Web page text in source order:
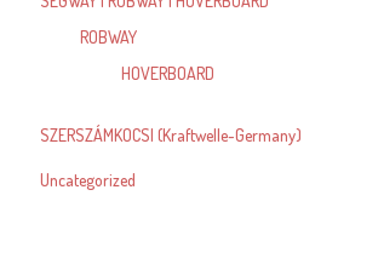
ROBWAY
HOVERBOARD
SZERSZÁMKOCSI (Kraftwelle-Germany)
Uncategorized